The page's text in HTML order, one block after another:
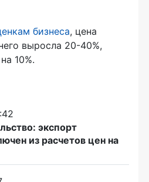
бизнеса, цена
выросла 20-40%,
10%.
экспорт
из расчетов цен на